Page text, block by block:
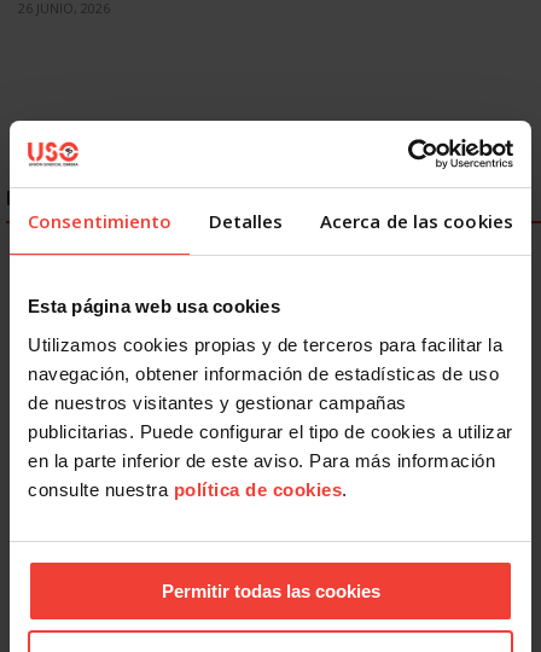
Consentimiento Detalles Acerca de las cookies
Esta página web usa cookies
Utilizamos cookies propias y de terceros para facilitar la
navegación, obtener información de estadísticas de uso
de nuestros visitantes y gestionar campañas
publicitarias. Puede configurar el tipo de cookies a utilizar
en la parte inferior de este aviso. Para más información
consulte nuestra política de cookies.
Permitir todas las cookies
26 JUNIO, 2026
ENLACES DESTACADOS